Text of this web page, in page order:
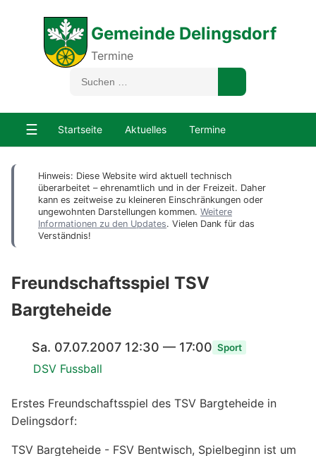
Gemeinde Delingsdorf
Termine
☰ Startseite Aktuelles Termine
Hinweis: Diese Website wird aktuell technisch
überarbeitet – ehrenamtlich und in der Freizeit. Daher
kann es zeitweise zu kleineren Einschränkungen oder
ungewohnten Darstellungen kommen. Weitere
Informationen zu den Updates. Vielen Dank für das
Verständnis!
Freundschaftsspiel TSV
Bargteheide
Sa. 07.07.2007 12:30 — 17:00 Sport
DSV Fussball
Erstes Freundschaftsspiel des TSV Bargteheide in
Delingsdorf:
TSV Bargteheide - FSV Bentwisch, Spielbeginn ist um